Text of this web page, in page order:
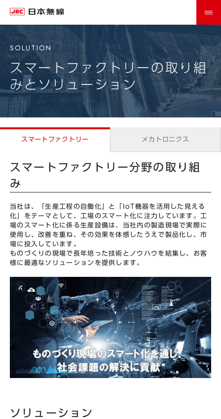
スマートファクトリーの取り組
みとソリューション
スマートファクトリー メカトロニクス
スマートファクトリー分野の取り組
み
当社は、「生産工程の自働化」と「IoT機器を活用した見える
化」をテーマとして、工場のスマート化に注力しています。工
場のスマート化に係る生産設備は、当社内の製造現場で実際に
使用し、改善を重ね、その効果を体感したうえで製品化し、市
場に投入しています。
ものづくりの現場で長年培った技術とノウハウを結集し、お客
様に最適なソリューションを提供します。
ソリューション